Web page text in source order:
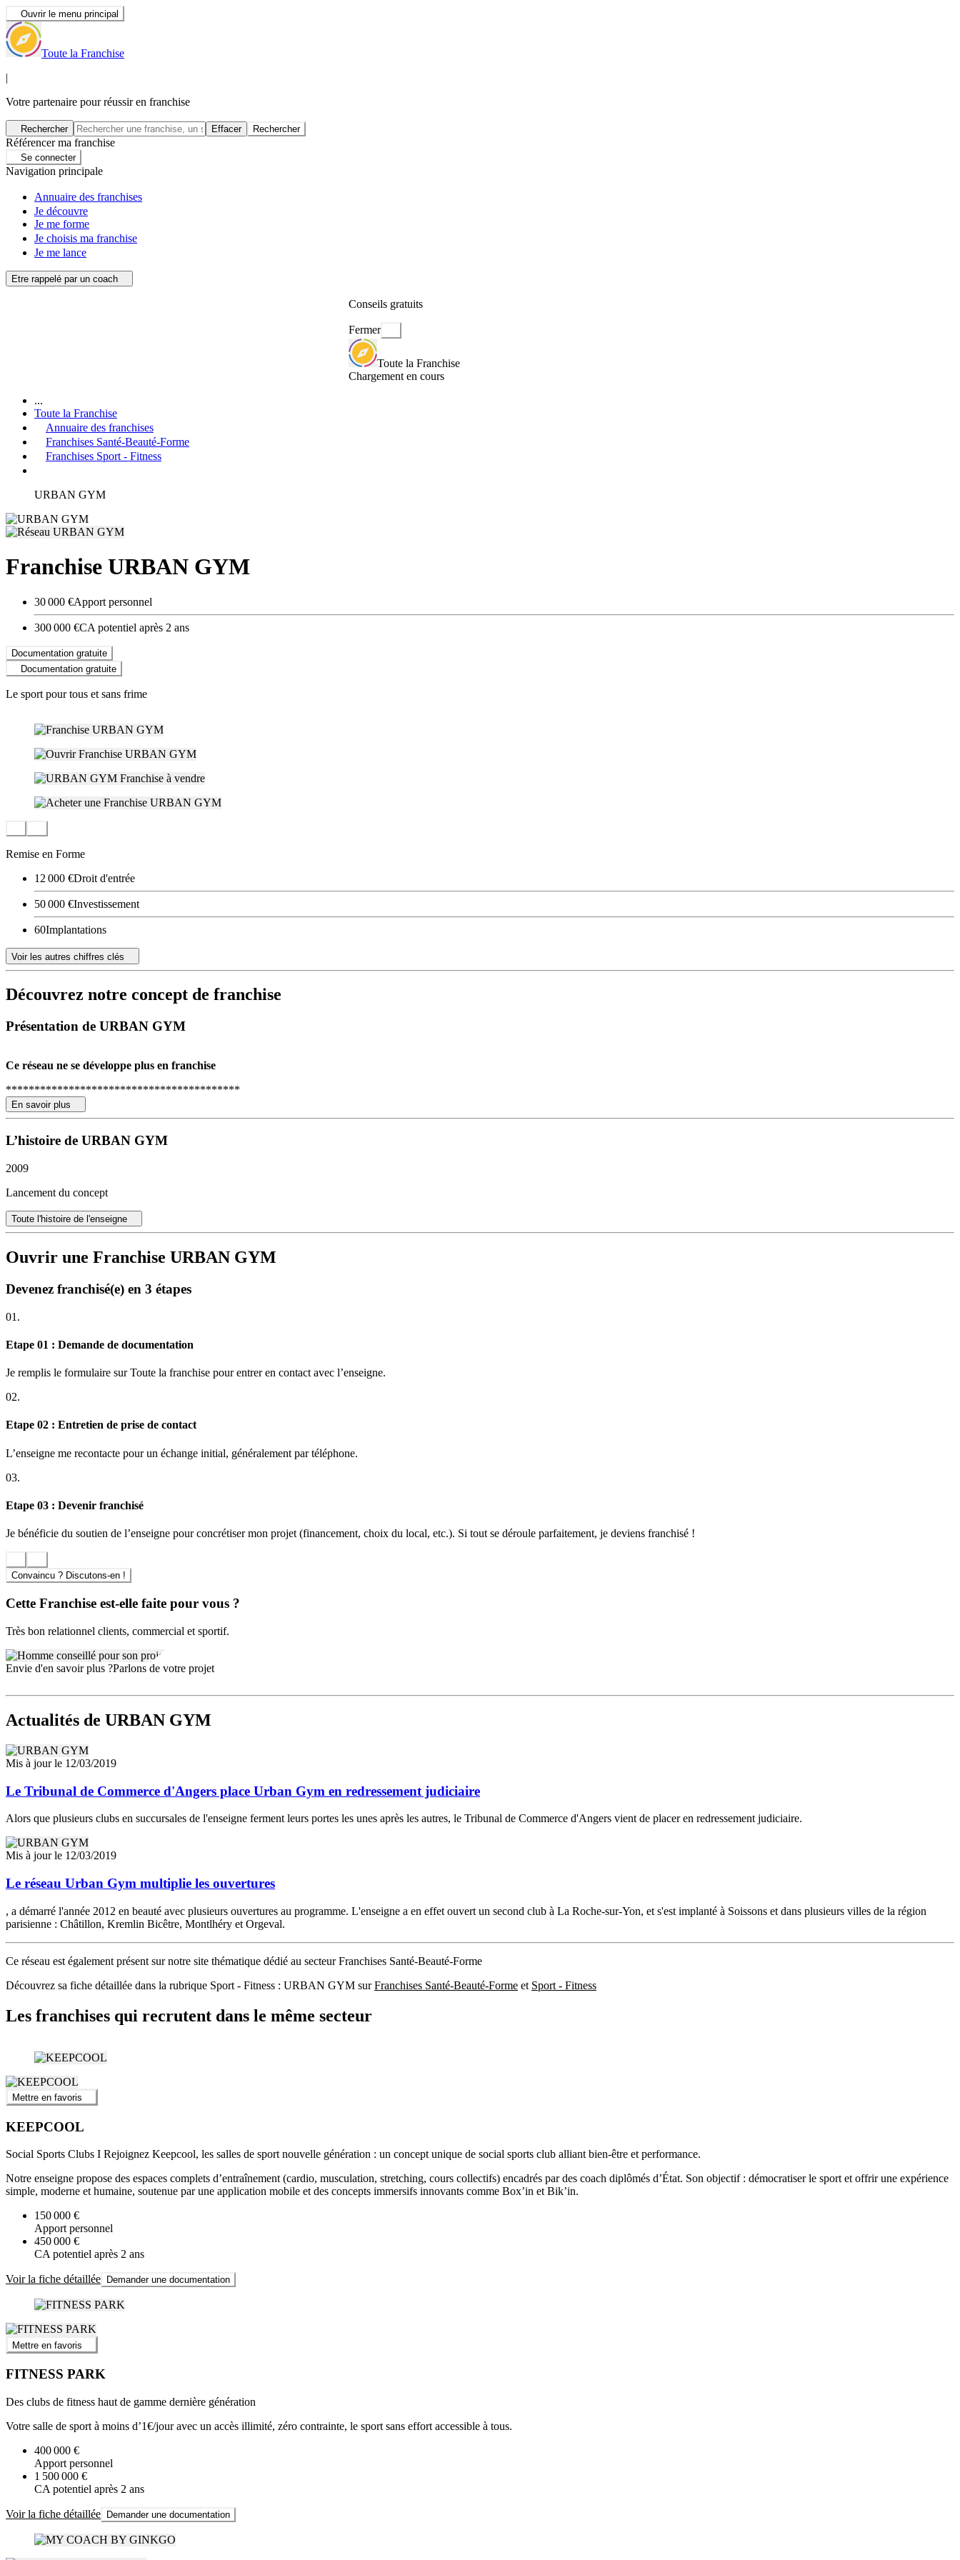
Ouvrir le menu principal
Toute la Franchise
|
Votre partenaire pour réussir en franchise
Rechercher Effacer Rechercher
Référencer ma franchise
Se connecter
Navigation principale
Annuaire des franchises
Je découvre
Je me forme
Je choisis ma franchise
Je me lance
Etre rappelé par un coach
Conseils gratuits
Fermer
Toute la Franchise
Chargement en cours
...
Toute la Franchise
Annuaire des franchises
Franchises Santé-Beauté-Forme
Franchises Sport - Fitness
URBAN GYM
Franchise URBAN GYM
30 000 €Apport personnel
300 000 €CA potentiel après 2 ans
Documentation gratuite
Documentation gratuite
Le sport pour tous et sans frime
Remise en Forme
12 000 €Droit d'entrée
50 000 €Investissement
60Implantations
Voir les autres chiffres clés
Découvrez notre concept de franchise
Présentation de URBAN GYM
Ce réseau ne se développe plus en franchise
*****************************************
URBAN GYM
LIBRE ACCES - TARIF LOW COST
Le concept : Le sport accessible à tous selon son rythme
Faire du sport, c’est bon pour la santé ! Oui mais …encore faut-il en avoir le temps et le budget… Urban GYM, club de fitness, propose un concept novateur.
La formule Urban GYM répond parfaitement à tous ceux qui ne prennent pas le temps, qui se disent peu sportifs ou qui ont un budget limité. Urban GYM a fait le choix d’un système d’abonnements low cost,
pour confirmer clairement son positionnement : le sport pour tous !
Créez votre propre club et devenez franchisé URBAN GYM !
URBAN GYM accompagne votre projet
Urban Gym, c’est aujourd’hui :
un réseau en pleine croissance : Urban Gym poursuit sa stratégie d’implantation de clubs dans la périphérie des centre ville
Contactez-nous !
En savoir plus
L’histoire de URBAN GYM
2009
Lancement du concept
Toute l'histoire de l'enseigne
Ouvrir une Franchise URBAN GYM
Devenez franchisé(e) en 3 étapes
01.
Etape 01 : Demande de documentation
Je remplis le formulaire sur Toute la franchise pour entrer en contact avec l’enseigne.
02.
Etape 02 : Entretien de prise de contact
L’enseigne me recontacte pour un échange initial, généralement par téléphone.
03.
Etape 03 : Devenir franchisé
Je bénéficie du soutien de l’enseigne pour concrétiser mon projet (financement, choix du local, etc.). Si tout se déroule parfaitement, je deviens franchisé !
Convaincu ? Discutons-en !
Cette Franchise est-elle faite pour vous ?
Très bon relationnel clients, commercial et sportif.
Envie d'en savoir plus ?Parlons de votre projet
Actualités de URBAN GYM
Mis à jour le 12/03/2019
Le Tribunal de Commerce d'Angers place Urban Gym en redressement judiciaire
Alors que plusieurs clubs en succursales de l'enseigne ferment leurs portes les unes après les autres, le Tribunal de Commerce d'Angers vient de placer en redressement judiciaire.
Mis à jour le 12/03/2019
Le réseau Urban Gym multiplie les ouvertures
, a démarré l'année 2012 en beauté avec plusieurs ouvertures au programme. L'enseigne a en effet ouvert un second club à La Roche-sur-Yon, et s'est implanté à Soissons et dans plusieurs villes de la région
parisienne : Châtillon, Kremlin Bicêtre, Montlhéry et Orgeval.
Ce réseau est également présent sur notre site thématique dédié au secteur Franchises Santé-Beauté-Forme
Découvrez sa fiche détaillée dans la rubrique Sport - Fitness : URBAN GYM surFranchises Santé-Beauté-Forme et Sport - Fitness
Les franchises qui recrutent dans le même secteur
Mettre en favoris
KEEPCOOL
Social Sports Clubs I Rejoignez Keepcool, les salles de sport nouvelle génération : un concept unique de social sports club alliant bien-être et performance.
Notre enseigne propose des espaces complets d’entraînement (cardio, musculation, stretching, cours collectifs) encadrés par des coach diplômés d’État. Son objectif : démocratiser le sport et offrir une expérience
simple, moderne et humaine, soutenue par une application mobile et des concepts immersifs innovants comme Box’in et Bik’in.
150 000 €
Apport personnel
450 000 €
CA potentiel après 2 ans
Voir la fiche détaillée Demander une documentation
Mettre en favoris
FITNESS PARK
Des clubs de fitness haut de gamme dernière génération
Votre salle de sport à moins d’1€/jour avec un accès illimité, zéro contrainte, le sport sans effort accessible à tous.
400 000 €
Apport personnel
1 500 000 €
CA potentiel après 2 ans
Voir la fiche détaillée Demander une documentation